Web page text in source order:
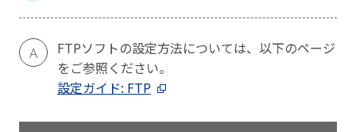
A
FTPソフトの設定方法については、以下のページ
をご参照ください。
設定ガイド: FTP